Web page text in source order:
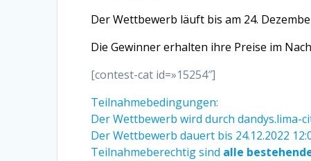
Der Wettbewerb läuft bis am 24.
Die Gewinner erhalten ihre Preise im
[contest-cat id=»15254″]
Teilnahmebedingungen:
Der Wettbewerb wird durch dandys.lima-
Der Wettbewerb dauert bis 24.12.2022
Teilnahmeberechtig sind alle